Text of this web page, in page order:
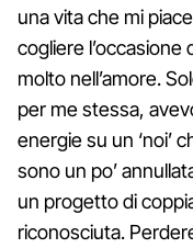
una vita che mi
cogliere
molto nell’amore.
per me stessa,
energie su un ‘noi’
sono un po’
un progetto di
riconosciuta.